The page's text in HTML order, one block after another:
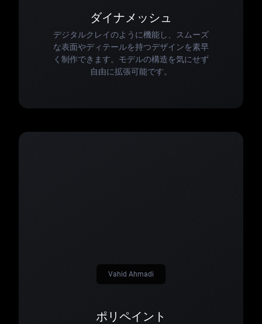
ダイナメッシュ
デジタルクレイのように機能し、スムーズ
な表面やディテールを持つデザインを素早
く制作できます。モデルの構造を気にせず
自由に拡張可能です。
ポリペイント
Vahid Ahmadi